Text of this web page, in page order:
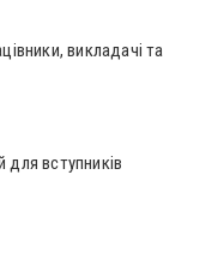
викладачі та
вступників